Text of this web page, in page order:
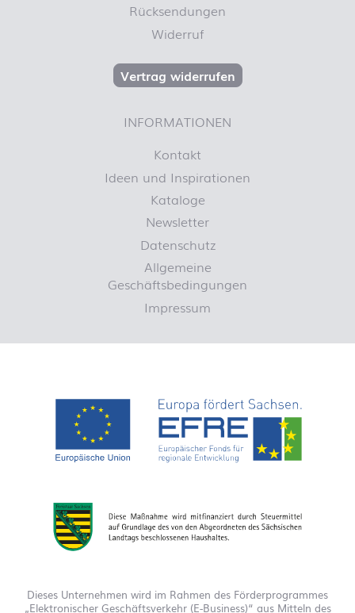
Rücksendungen
Widerruf
Vertrag widerrufen
INFORMATIONEN
Kontakt
Ideen und Inspirationen
Kataloge
Newsletter
Datenschutz
Allgemeine
Geschäftsbedingungen
Impressum
Dieses Unternehmen wird im Rahmen des Förderprogrammes
„Elektronischer Geschäftsverkehr (E-Business)“ aus Mitteln des